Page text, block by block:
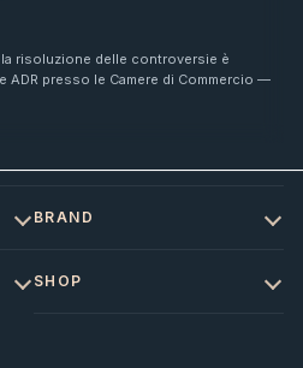
la risoluzione delle controversie è
presso le Camere di Commercio —
BRAND
SHOP